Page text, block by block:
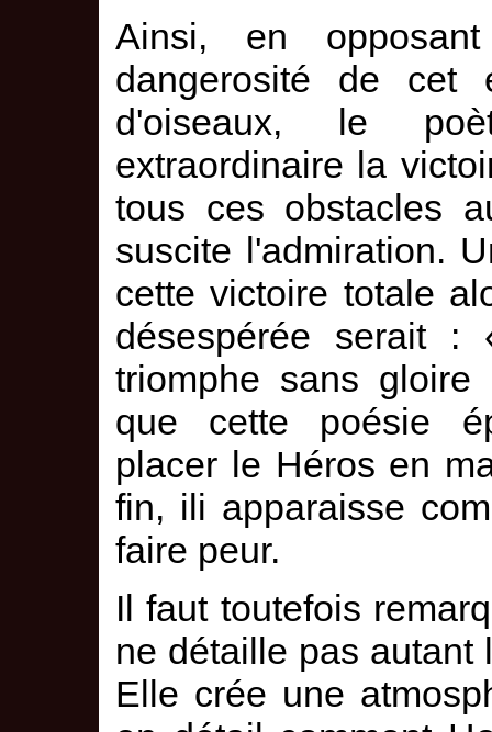
Ainsi, en
dangerosité de cet
d'oiseaux, le
extraordinaire la
tous ces obstacles
suscite l'admiration.
cette victoire totale
désespérée serait
triomphe sans
que cette poésie
placer le Héros en
fin, ili apparaisse
faire peur.
Il faut toutefois
ne détaille pas autant
Elle crée une